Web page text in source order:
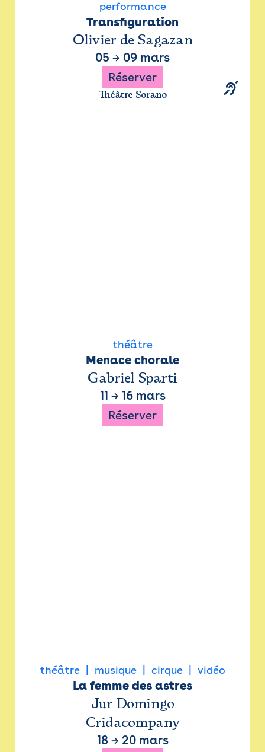
performance
Transfiguration
Olivier de Sagazan
05 → 09 mars
Réserver
Théâtre Sorano
théâtre
Menace chorale
Gabriel Sparti
11 → 16 mars
Réserver
théâtre musique cirque vidéo
La femme des astres
Jur Domingo
Cridacompany
18 → 20 mars